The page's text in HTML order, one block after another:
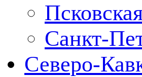
Санкт-
Северо-